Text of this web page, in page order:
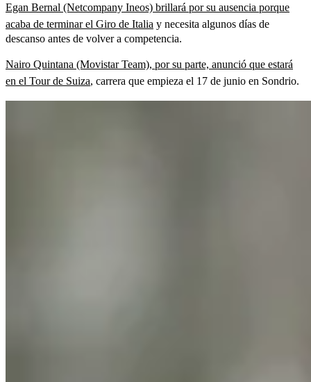
Egan Bernal (Netcompany Ineos) brillará por su ausencia porque
acaba de terminar el Giro de Italia y necesita algunos días de
descanso antes de volver a competencia.
Nairo Quintana (Movistar Team), por su parte, anunció que estará
en el Tour de Suiza, carrera que empieza el 17 de junio en Sondrio.